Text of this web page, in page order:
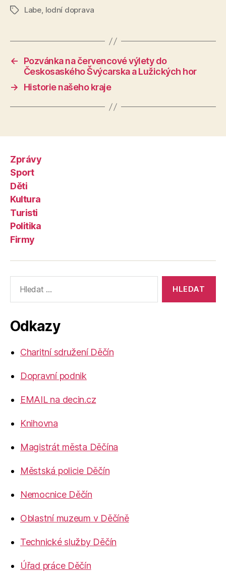
ŠtítkyLabe, lodní doprava
←
Pozvánka na červencové výlety do
Českosaského Švýcarska a Lužických hor
→
Historie našeho kraje
Zprávy
Sport
Děti
Kultura
Turisti
Politika
Firmy
vyhledávání:
Odkazy
Charitní sdružení Děčín
Dopravní podnik
EMAIL na decin.cz
Knihovna
Magistrát města Děčína
Městská policie Děčín
Nemocnice Děčín
Oblastní muzeum v Děčíně
Technické služby Děčín
Úřad práce Děčín